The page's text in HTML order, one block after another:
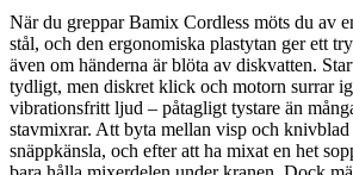
När du greppar Bamix Cordless möts du av
stål, och den ergonomiska plastytan ger ett
även om händerna är blöta av diskvatten.
tydligt, men diskret klick och motorn surrar
vibrationsfritt ljud – påtagligt tystare än
stavmixrar. Att byta mellan visp och knivblad
snäppkänsla, och efter att ha mixat en het